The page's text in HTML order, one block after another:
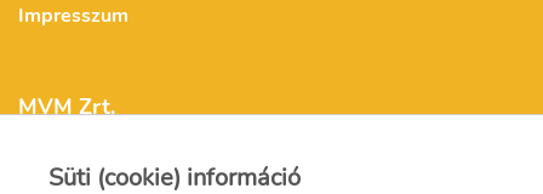
Impresszum
MVM Zrt.
Süti (cookie) információ